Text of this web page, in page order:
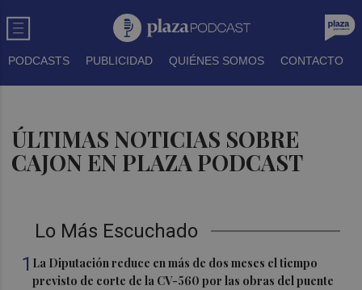
PODCASTS PUBLICIDAD QUIÉNES SOMOS CONTACTO
ÚLTIMAS NOTICIAS SOBRE
CAJON EN PLAZA PODCAST
Lo Más Escuchado
1 La Diputación reduce en más de dos meses el tiempo
previsto de corte de la CV-560 por las obras del puente